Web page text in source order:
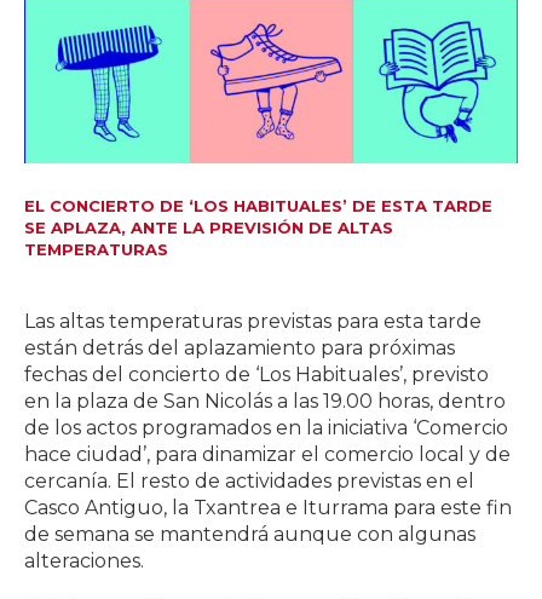
EL CONCIERTO DE ‘LOS HABITUALES’ DE ESTA TARDE
SE APLAZA, ANTE LA PREVISIÓN DE ALTAS
TEMPERATURAS
Las altas temperaturas previstas para esta tarde
están detrás del aplazamiento para próximas
fechas del concierto de ‘Los Habituales’, previsto
en la plaza de San Nicolás a las 19.00 horas, dentro
de los actos programados en la iniciativa ‘Comercio
hace ciudad’, para dinamizar el comercio local y de
cercanía. El resto de actividades previstas en el
Casco Antiguo, la Txantrea e Iturrama para este fin
de semana se mantendrá aunque con algunas
alteraciones.